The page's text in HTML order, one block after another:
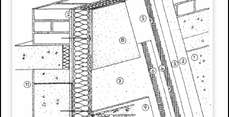
Altbausanierung
Hausnummern
Design
Stuckdecken
Spachteltechnik & Wischtechnik
Neue Ideen
Wissenswertes
Energetische Sanierung